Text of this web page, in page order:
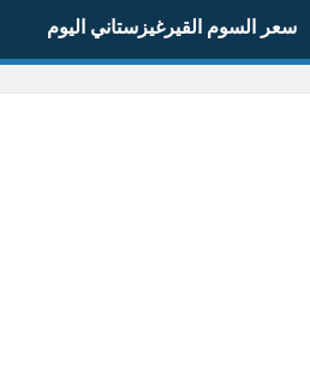
سعر السوم القيرغيزستاني اليوم